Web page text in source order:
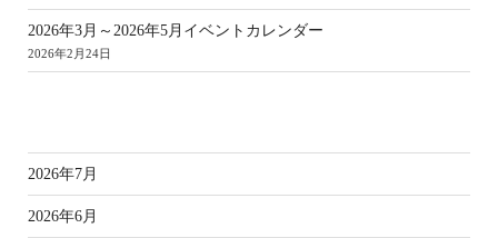
2026年3月～2026年5月イベントカレンダー
2026年2月24日
2026年7月
2026年6月